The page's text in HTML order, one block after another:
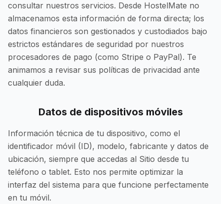
consultar nuestros servicios. Desde HostelMate no
almacenamos esta información de forma directa; los
datos financieros son gestionados y custodiados bajo
estrictos estándares de seguridad por nuestros
procesadores de pago (como Stripe o PayPal). Te
animamos a revisar sus políticas de privacidad ante
cualquier duda.
Datos de dispositivos móviles
Información técnica de tu dispositivo, como el
identificador móvil (ID), modelo, fabricante y datos de
ubicación, siempre que accedas al Sitio desde tu
teléfono o tablet. Esto nos permite optimizar la
interfaz del sistema para que funcione perfectamente
en tu móvil.